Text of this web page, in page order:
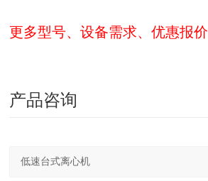
更多型号、设备需求、优惠报价
产品咨询